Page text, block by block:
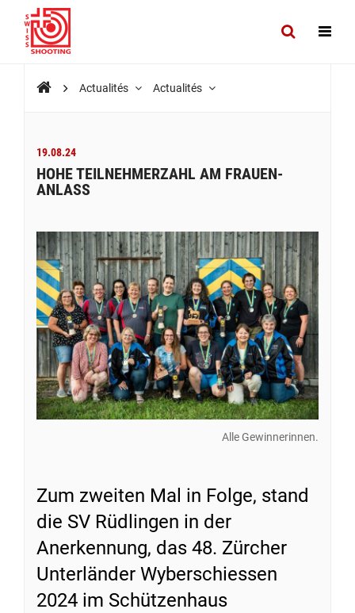
Actualités Actualités
19.08.24
HOHE TEILNEHMERZAHL AM FRAUEN-
ANLASS
Alle Gewinnerinnen.
Zum zweiten Mal in Folge, stand
die SV Rüdlingen in der
Anerkennung, das 48. Zürcher
Unterländer Wyberschiessen
2024 im Schützenhaus